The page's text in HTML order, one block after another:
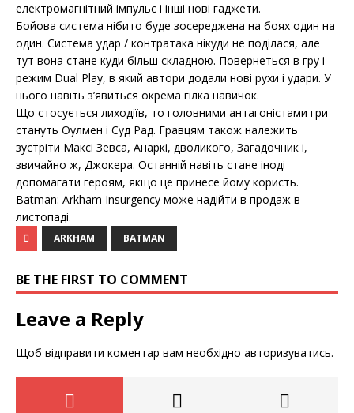
електромагнітний імпульс і інші нові гаджети.
Бойова система нібито буде зосереджена на боях один на
один. Система удар / контратака нікуди не поділася, але
тут вона стане куди більш складною. Повернеться в гру і
режим Dual Play, в який автори додали нові рухи і удари. У
нього навіть з’явиться окрема гілка навичок.
Що стосується лиходіїв, то головними антагоністами гри
стануть Оулмен і Суд Рад. Гравцям також належить
зустріти Максі Зевса, Анаркі, дволикого, Загадочник і,
звичайно ж, Джокера. Останній навіть стане іноді
допомагати героям, якщо це принесе йому користь.
Batman: Arkham Insurgency може надійти в продаж в
листопаді.
ARKHAM BATMAN
BE THE FIRST TO COMMENT
Leave a Reply
Щоб відправити коментар вам необхідно авторизуватись.